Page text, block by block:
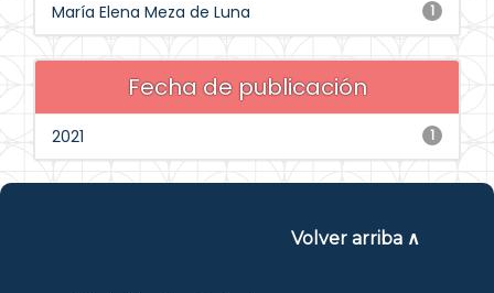
1
María Elena Meza de Luna
Fecha de publicación
1
2021
Volver arriba ∧